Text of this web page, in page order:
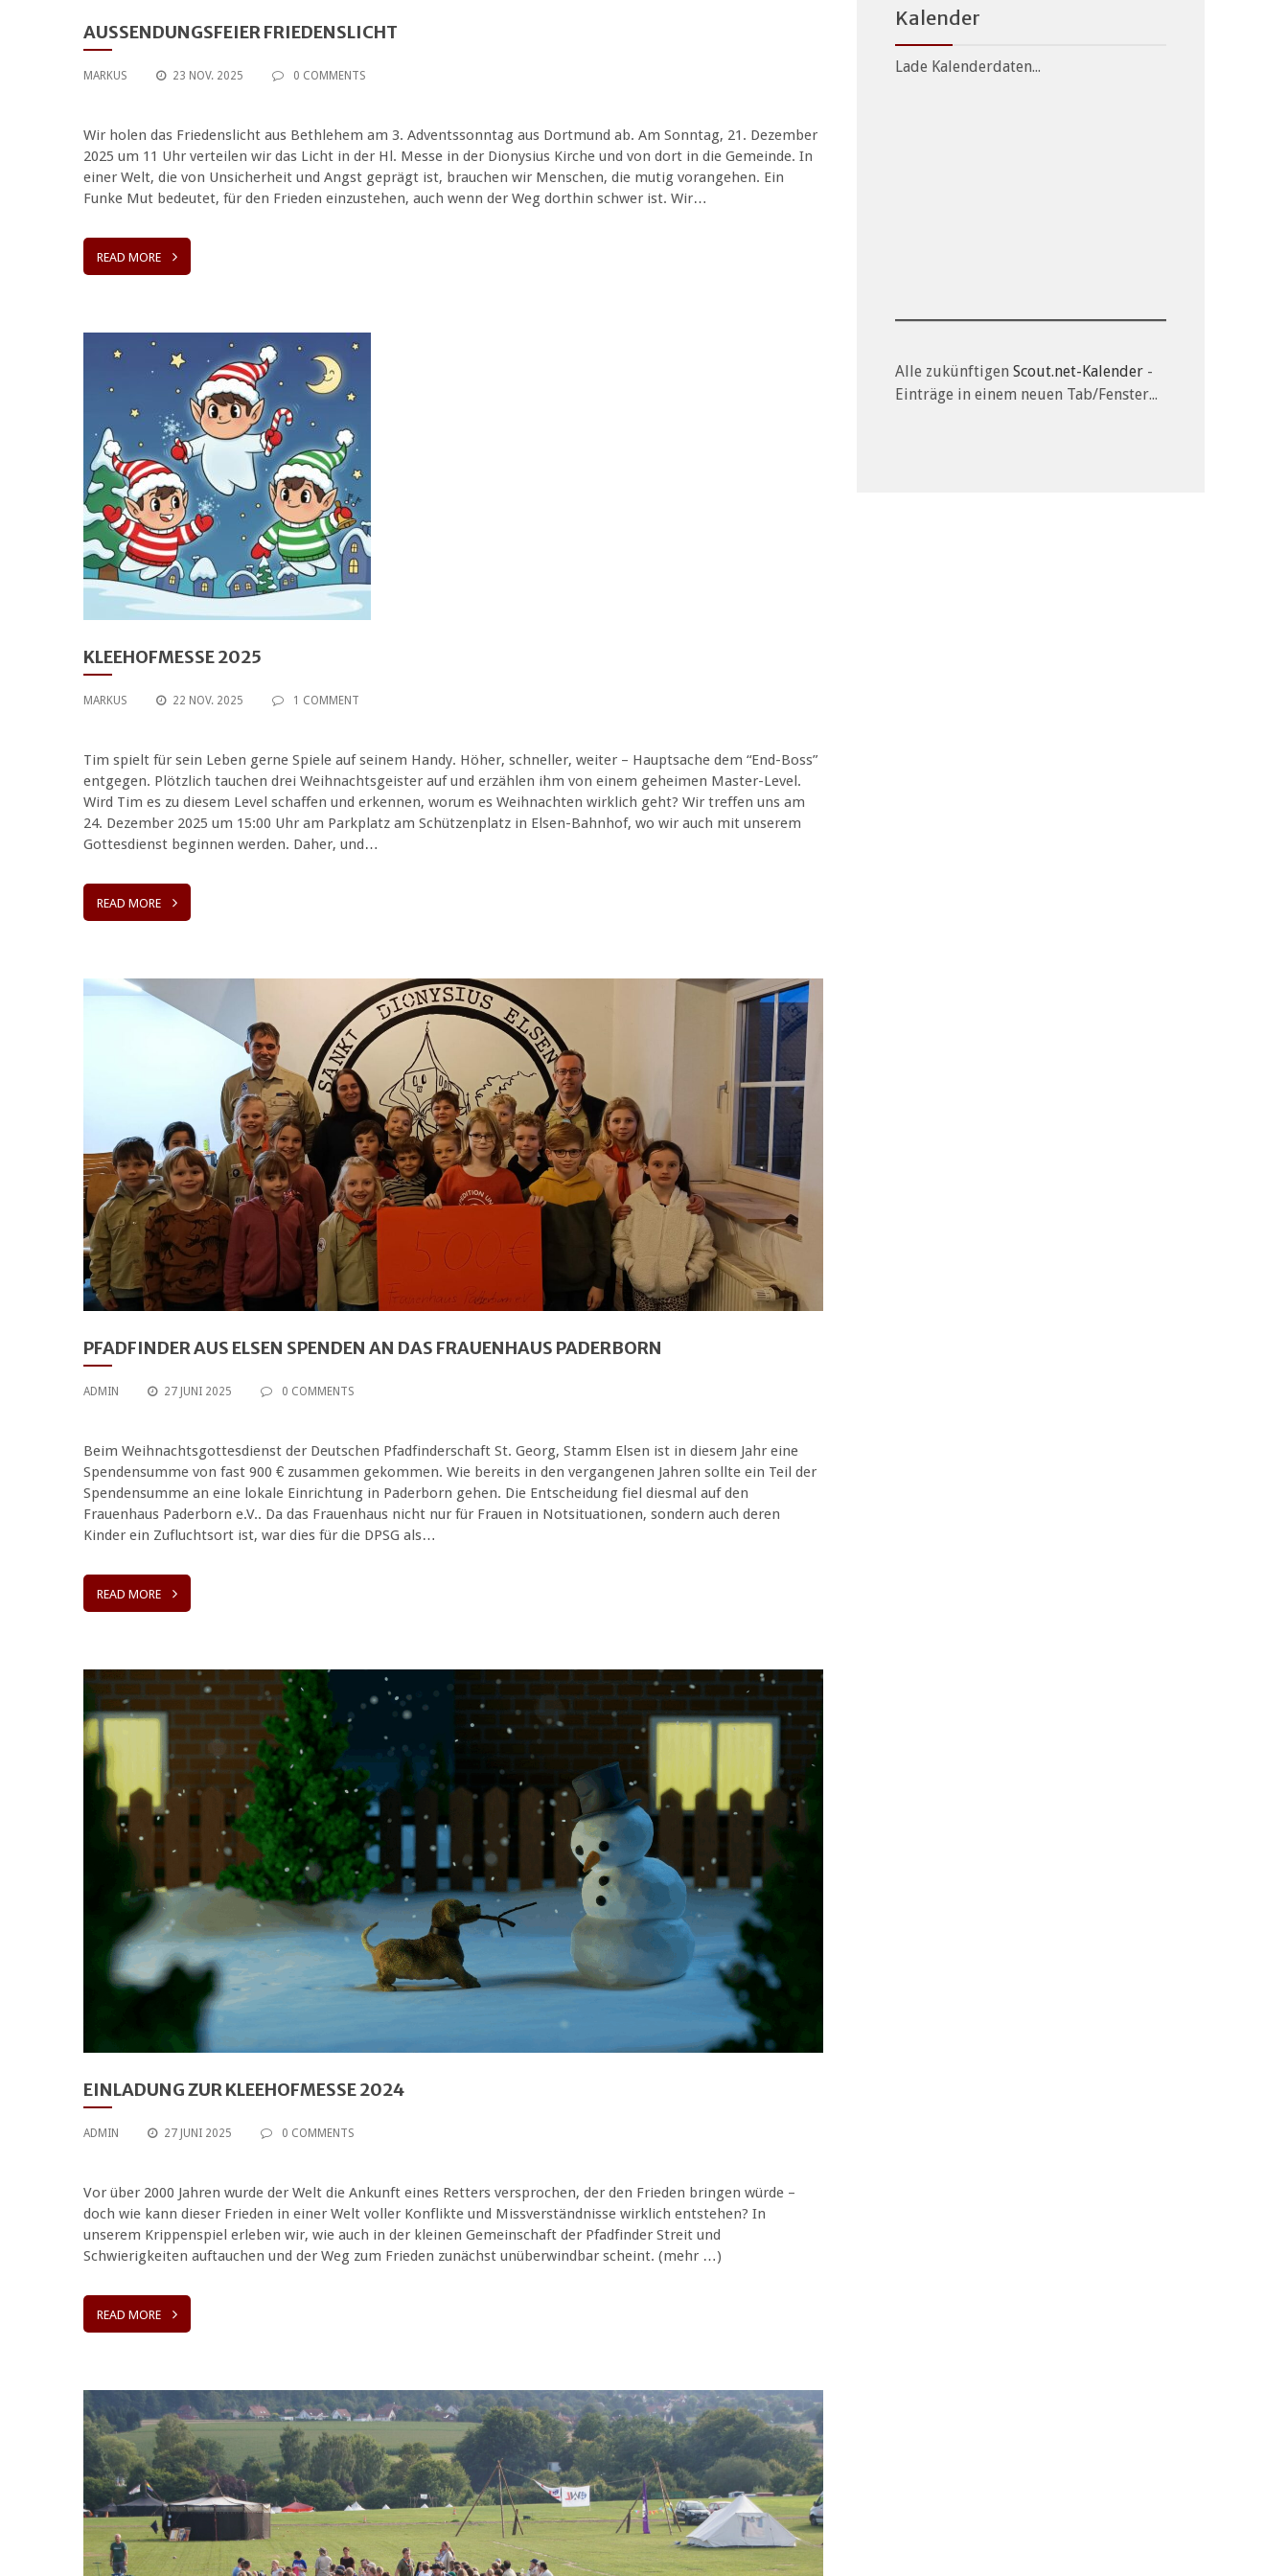
AUSSENDUNGSFEIER FRIEDENSLICHT
MARKUS 23 NOV. 2025 0 COMMENTS
Wir holen das Friedenslicht aus Bethlehem am 3. Adventssonntag aus Dortmund ab. Am Sonntag, 21. Dezember
2025 um 11 Uhr verteilen wir das Licht in der Hl. Messe in der Dionysius Kirche und von dort in die Gemeinde. In
einer Welt, die von Unsicherheit und Angst geprägt ist, brauchen wir Menschen, die mutig vorangehen. Ein
Funke Mut bedeutet, für den Frieden einzustehen, auch wenn der Weg dorthin schwer ist. Wir…
READ MORE
KLEEHOFMESSE 2025
MARKUS 22 NOV. 2025 1 COMMENT
Tim spielt für sein Leben gerne Spiele auf seinem Handy. Höher, schneller, weiter – Hauptsache dem “End-Boss”
entgegen. Plötzlich tauchen drei Weihnachtsgeister auf und erzählen ihm von einem geheimen Master-Level.
Wird Tim es zu diesem Level schaffen und erkennen, worum es Weihnachten wirklich geht? Wir treffen uns am
24. Dezember 2025 um 15:00 Uhr am Parkplatz am Schützenplatz in Elsen-Bahnhof, wo wir auch mit unserem
Gottesdienst beginnen werden. Daher, und…
READ MORE
PFADFINDER AUS ELSEN SPENDEN AN DAS FRAUENHAUS PADERBORN
ADMIN 27 JUNI 2025 0 COMMENTS
Beim Weihnachtsgottesdienst der Deutschen Pfadfinderschaft St. Georg, Stamm Elsen ist in diesem Jahr eine
Spendensumme von fast 900 € zusammen gekommen. Wie bereits in den vergangenen Jahren sollte ein Teil der
Spendensumme an eine lokale Einrichtung in Paderborn gehen. Die Entscheidung fiel diesmal auf den
Frauenhaus Paderborn e.V.. Da das Frauenhaus nicht nur für Frauen in Notsituationen, sondern auch deren
Kinder ein Zufluchtsort ist, war dies für die DPSG als…
READ MORE
EINLADUNG ZUR KLEEHOFMESSE 2024
ADMIN 27 JUNI 2025 0 COMMENTS
Vor über 2000 Jahren wurde der Welt die Ankunft eines Retters versprochen, der den Frieden bringen würde –
doch wie kann dieser Frieden in einer Welt voller Konflikte und Missverständnisse wirklich entstehen? In
unserem Krippenspiel erleben wir, wie auch in der kleinen Gemeinschaft der Pfadfinder Streit und
Schwierigkeiten auftauchen und der Weg zum Frieden zunächst unüberwindbar scheint. (mehr …)
READ MORE
Kalender
Lade Kalenderdaten...
Alle zukünftigenScout.net-Kalender -
Einträge in einem neuen Tab/Fenster...